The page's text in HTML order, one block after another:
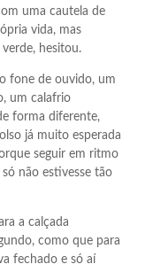
uma cautela de
vida, mas
hesitou.
fone de ouvido, um
um calafrio
forma diferente,
já muito esperada
seguir em ritmo
não estivesse tão
a calçada
como que para
fechado e só aí